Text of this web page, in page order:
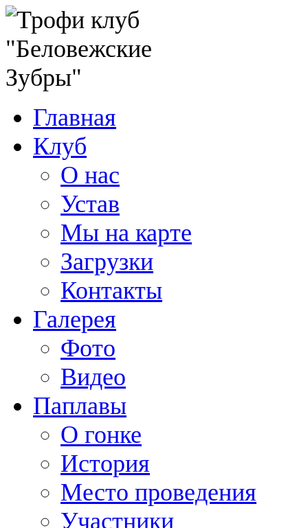
Главная
Клуб
О нас
Устав
Мы на карте
Загрузки
Контакты
Галерея
Фото
Видео
Паплавы
О гонке
История
Место проведения
Участники